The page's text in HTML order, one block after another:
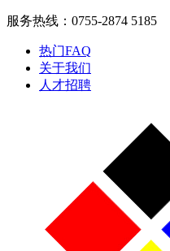
服务热线：0755-2874 5185
热门FAQ
关于我们
人才招聘